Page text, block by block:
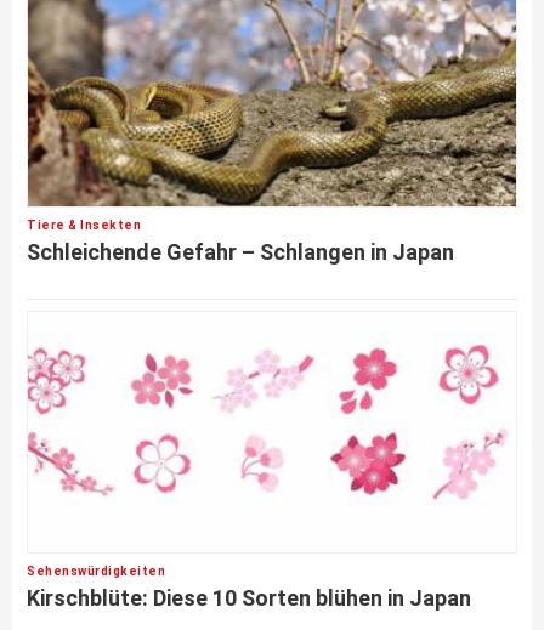
Tiere & Insekten
Schleichende Gefahr – Schlangen in Japan
Sehenswürdigkeiten
Kirschblüte: Diese 10 Sorten blühen in Japan